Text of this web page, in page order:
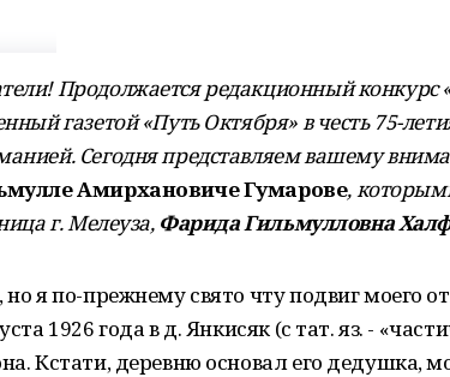
Продолжается редакционный конкурс
газетой «Путь Октября» в честь 75-
Сегодня представляем вашему
Амирхановиче Гумарове,
г. Мелеуза, Фарида Гильмулловна
я по-прежнему свято чту подвиг моего
1926 года в д. Янкисяк (с тат. яз. -
Кстати, деревню основал его дедушка,